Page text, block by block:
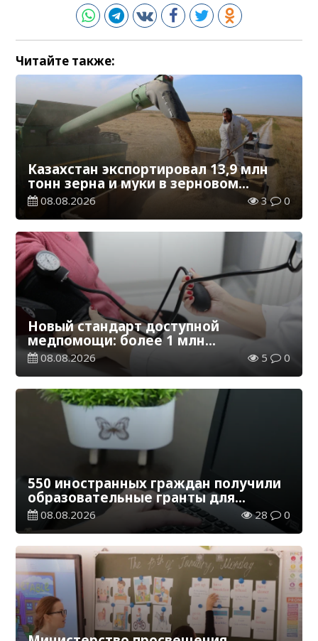
Читайте также:
Казахстан экспортировал 13,9 млн
тонн зерна и муки в зерновом
эквиваленте
08.08.2026 3 0
Новый стандарт доступной
медпомощи: более 1 млн
казахстанцев получили
телемедицинские услуги
08.08.2026 5 0
550 иностранных граждан получили
образовательные гранты для
обучения в Казахстане
08.08.2026 28 0